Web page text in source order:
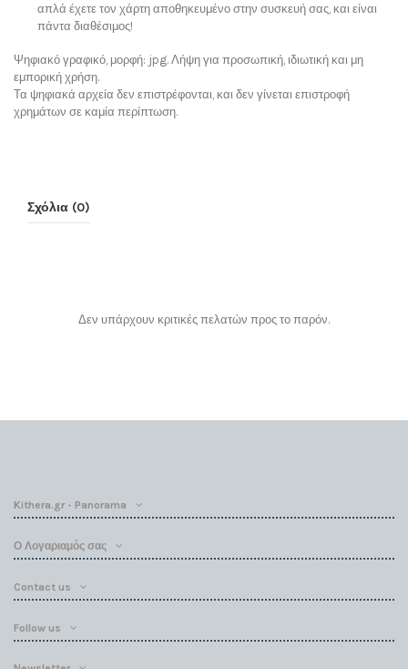
απλά έχετε τον χάρτη αποθηκευμένο στην συσκευή σας, και είναι
πάντα διαθέσιμος!
Ψηφιακό γραφικό, μορφή: jpg. Λήψη για προσωπική, ιδιωτική και μη
εμπορική χρήση.
Τα ψηφιακά αρχεία δεν επιστρέφονται, και δεν γίνεται επιστροφή
χρημάτων σε καμία περίπτωση.
Σχόλια (0)
Δεν υπάρχουν κριτικές πελατών προς το παρόν.
Kithera.gr - Panorama
Ο Λογαριαμός σας
Contact us
Follow us